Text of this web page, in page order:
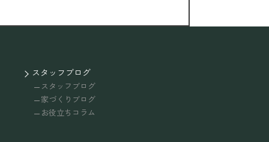
スタッフブログ
スタッフブログ
家づくりブログ
お役立ちコラム